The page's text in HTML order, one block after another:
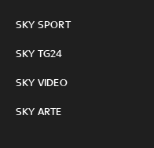
SKY SPORT
SKY TG24
SKY VIDEO
SKY ARTE